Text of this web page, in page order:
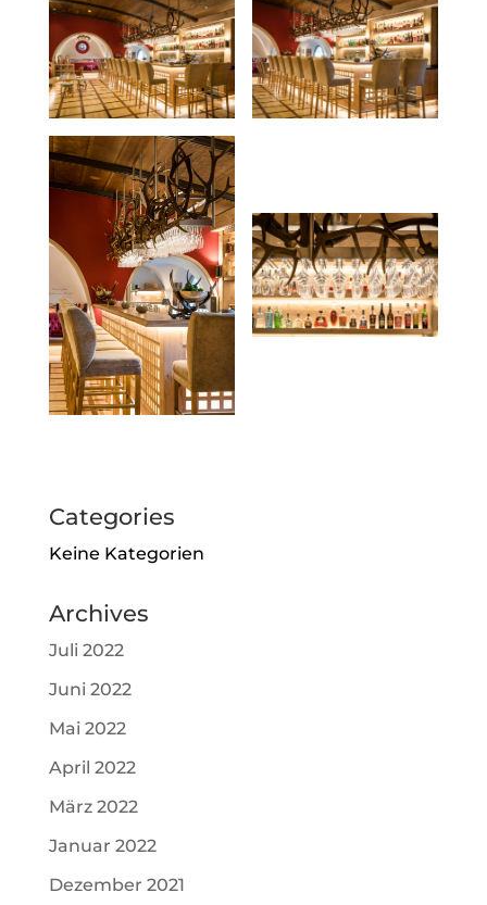
Categories
Keine Kategorien
Archives
Juli 2022
Juni 2022
Mai 2022
April 2022
März 2022
Januar 2022
Dezember 2021